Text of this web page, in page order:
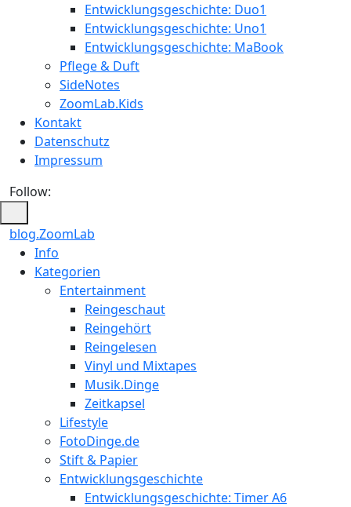
Entwicklungsgeschichte: Duo1
Entwicklungsgeschichte: Uno1
Entwicklungsgeschichte: MaBook
Pflege & Duft
SideNotes
ZoomLab.Kids
Kontakt
Datenschutz
Impressum
Follow:
blog.ZoomLab
ZoomLab
//
Info
Kategorien
Entertainment
Reingeschaut
Reingehört
Reingelesen
Vinyl und Mixtapes
Musik.Dinge
Zeitkapsel
Lifestyle
FotoDinge.de
Stift & Papier
Entwicklungsgeschichte
Entwicklungsgeschichte: Timer A6